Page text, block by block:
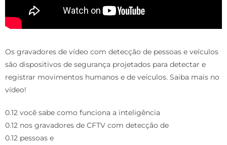
Os gravadores de vídeo com detecção de pessoas e veículos
são dispositivos de segurança projetados para detectar e
registrar movimentos humanos e de veículos. Saiba mais no
vídeo!
0.12 você sabe como funciona a inteligência
0.12 nos gravadores de CFTV com detecção de
0.12 pessoas e